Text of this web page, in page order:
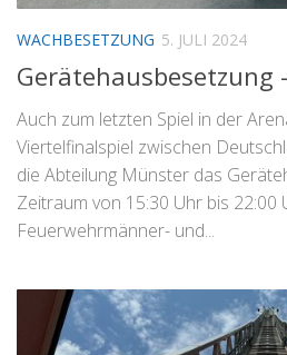
WACHBESETZUNG 5. JULI 2024
Gerätehausbesetzung
Auch zum letzten Spiel in der
Viertelfinalspiel zwischen
die Abteilung Münster das
Zeitraum von 15:30 Uhr bis 22:00
Feuerwehrmänner- und...